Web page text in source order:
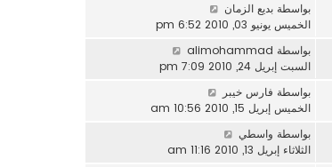
بواسطة بديع الزمان
الخميس يونيو 03, 2010 6:52 pm
بواسطة alimohammad
السبت إبريل 24, 2010 7:09 pm
بواسطة فارس خيبر
الخميس إبريل 15, 2010 10:56 am
بواسطة واسطي
الثلاثاء إبريل 13, 2010 11:16 am